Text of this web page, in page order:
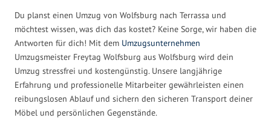
Du planst einen Umzug von Wolfsburg nach Terrassa und
möchtest wissen, was dich das kostet? Keine Sorge, wir haben die
Antworten für dich! Mit dem Umzugsunternehmen
Umzugsmeister Freytag Wolfsburg aus Wolfsburg wird dein
Umzug stressfrei und kostengünstig. Unsere langjährige
Erfahrung und professionelle Mitarbeiter gewährleisten einen
reibungslosen Ablauf und sichern den sicheren Transport deiner
Möbel und persönlichen Gegenstände.